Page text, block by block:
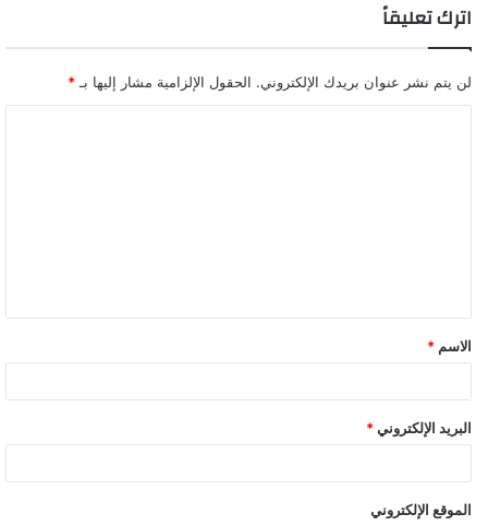
اترك تعليقاً
لن يتم نشر عنوان بريدك الإلكتروني. الحقول الإلزامية مشار إليها بـ *
الاسم *
البريد الإلكتروني *
الموقع الإلكتروني